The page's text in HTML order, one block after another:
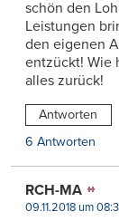
schön den
Leistungen
den eigenen
entzückt! Wie
alles zurück!
Antworten
6 Antworten
RCH-MA
09.11.2018 um